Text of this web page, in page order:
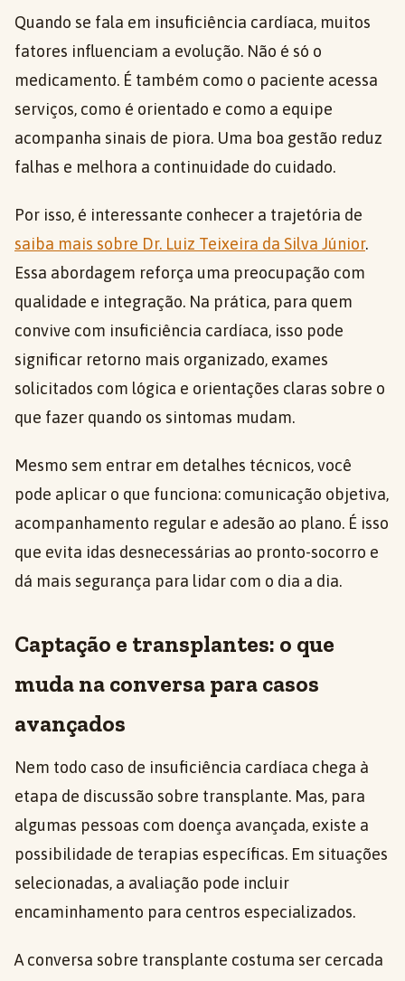
Quando se fala em insuficiência cardíaca, muitos
fatores influenciam a evolução. Não é só o
medicamento. É também como o paciente acessa
serviços, como é orientado e como a equipe
acompanha sinais de piora. Uma boa gestão reduz
falhas e melhora a continuidade do cuidado.
Por isso, é interessante conhecer a trajetória de
saiba mais sobre Dr. Luiz Teixeira da Silva Júnior.
Essa abordagem reforça uma preocupação com
qualidade e integração. Na prática, para quem
convive com insuficiência cardíaca, isso pode
significar retorno mais organizado, exames
solicitados com lógica e orientações claras sobre o
que fazer quando os sintomas mudam.
Mesmo sem entrar em detalhes técnicos, você
pode aplicar o que funciona: comunicação objetiva,
acompanhamento regular e adesão ao plano. É isso
que evita idas desnecessárias ao pronto-socorro e
dá mais segurança para lidar com o dia a dia.
Captação e transplantes: o que
muda na conversa para casos
avançados
Nem todo caso de insuficiência cardíaca chega à
etapa de discussão sobre transplante. Mas, para
algumas pessoas com doença avançada, existe a
possibilidade de terapias específicas. Em situações
selecionadas, a avaliação pode incluir
encaminhamento para centros especializados.
A conversa sobre transplante costuma ser cercada